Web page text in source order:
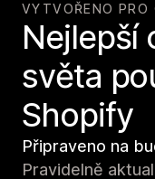
VYTVOŘENO PRO
Nejlepší
světa
Shopify
Připraveno na
Pravidelně